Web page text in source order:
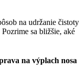
na udržanie čistoty
sa bližšie, aké
na výplach nosa